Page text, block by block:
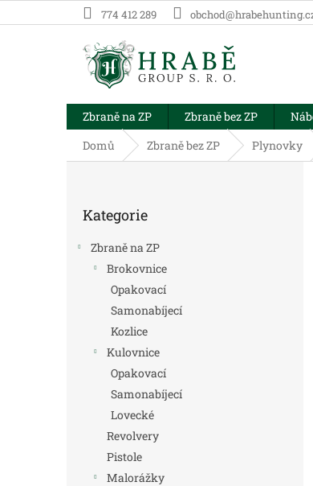
na
774 412 289
Zbraně na ZP Zbraně bez ZP
Domů
Zbraně bez ZP Plynovky
kategorie
Kategorie
Zbraně na ZP
Brokovnice
Opakovací
Samonabíjecí
Kozlice
Kulovnice
Opakovací
Samonabíjecí
Lovecké
Revolvery
Pistole
Malorážky